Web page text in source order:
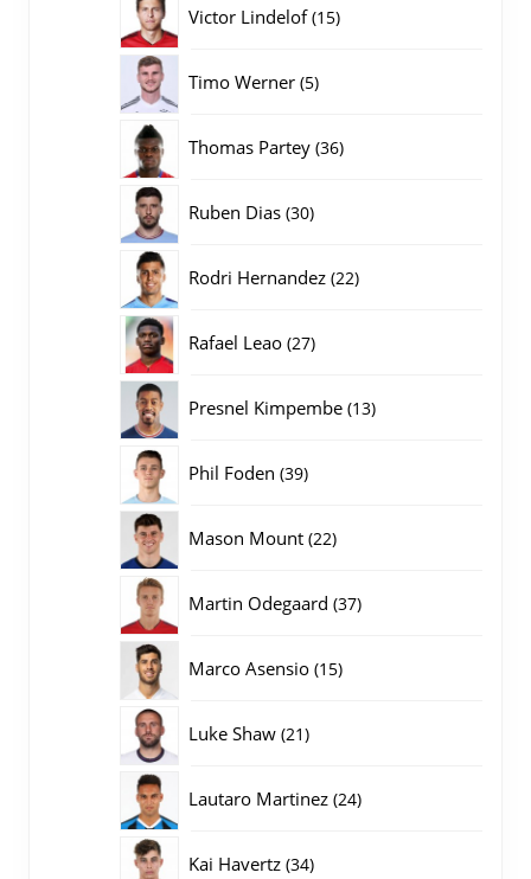
Victor Lindelof 1515
Timo Werner 55
Thomas Partey 3636
Ruben Dias 3030
Rodri Hernandez 2222
Rafael Leao 2727
Presnel Kimpembe 1313
Phil Foden 3939
Mason Mount 2222
Martin Odegaard 3737
Marco Asensio 1515
Luke Shaw 2121
Lautaro Martinez 2424
Kai Havertz 3434